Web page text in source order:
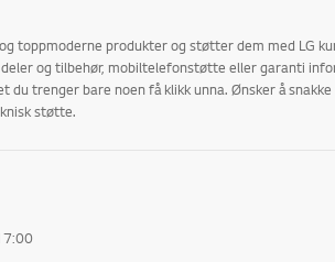
toppmoderne produkter og støtter dem med LG
og tilbehør, mobiltelefonstøtte eller garanti
du trenger bare noen få klikk unna. Ønsker å
støtte.